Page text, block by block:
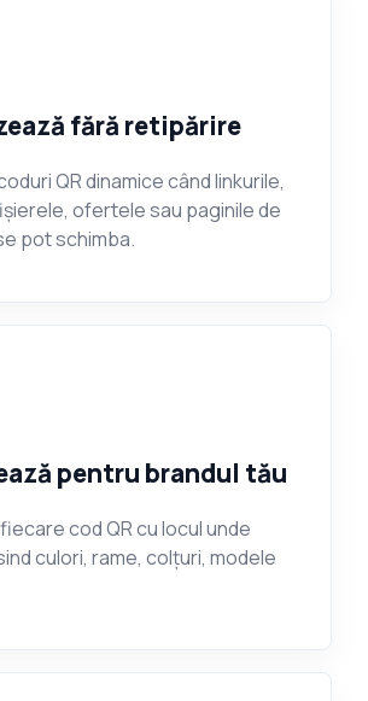
fără retipărire
QR dinamice când linkurile,
ofertele sau paginile de
pot schimba.
pentru brandul tău
cod QR cu locul unde
culori, rame, colțuri, modele